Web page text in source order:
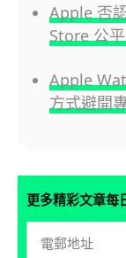
Apple 否
Store 公
Apple
方式避開
更多精彩文章每